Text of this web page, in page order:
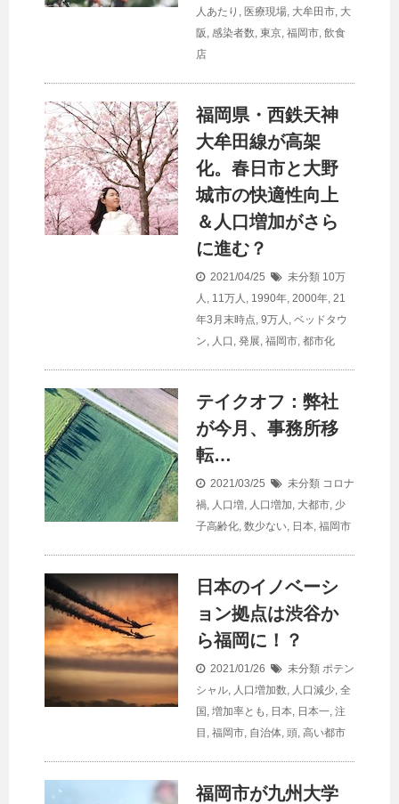
人あたり , 医療現場, 大牟田市, 大
阪 , 感染者数, 東京, 福岡市, 飲食
店
福岡県・西鉄天神
大牟田線が高架
化。春日市と大野
城市の快適性向上
＆ 人口増加がさら
に進む？
2021/04/25 未分類 10万
人 , 11万人 , 1990年, 2000年, 21
年3月末時点, 9万人 , ベッドタウ
ン, 人口 , 発展, 福岡市, 都市化
テイクオフ：弊社
が今月、事務所移
転…
2021/03/25 未分類 コロナ
禍, 人口増, 人口増加, 大都市, 少
子高齢化, 数少ない, 日本, 福岡市
日本のイノベーシ
ョン拠点は渋谷か
ら福岡に！？
2021/01/26 未分類 ポテン
シャル, 人口増加数, 人口減少, 全
国 , 増加率とも , 日本, 日本一, 注
目 , 福岡市, 自治体, 頭, 高い都市
福岡市が九州大学